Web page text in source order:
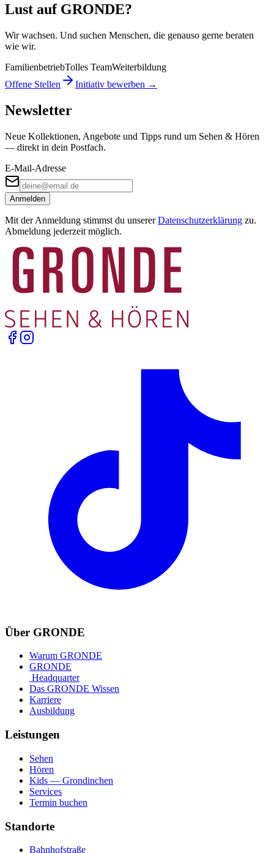
Lust auf GRONDE?
Wir wachsen. Und suchen Menschen, die genauso gerne beraten
wie wir.
FamilienbetriebTolles TeamWeiterbildung
Offene Stellen
Initiativ bewerben →
Newsletter
Neue Kollektionen, Angebote und Tipps rund um Sehen & Hören
— direkt in dein Postfach.
E-Mail-Adresse
Anmelden
Mit der Anmeldung stimmst du unserer Datenschutzerklärung zu.
Abmeldung jederzeit möglich.
Über GRONDE
Warum GRONDE
GRONDE
Headquarter
Das GRONDE Wissen
Karriere
Ausbildung
Leistungen
Sehen
Hören
Kids — Grondinchen
Services
Termin buchen
Standorte
Bahnhofstraße